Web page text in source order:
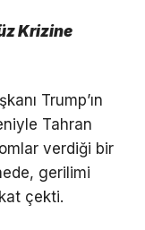
Krizine
Trump’ın
Tahran
verdiği bir
gerilimi
çekti.